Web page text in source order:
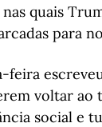
quais
para
feira
voltar ao
social e